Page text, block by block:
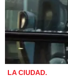
LA CIUDAD.